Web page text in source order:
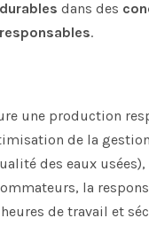
dans des
.
une production
de la
des eaux
la
de travail et